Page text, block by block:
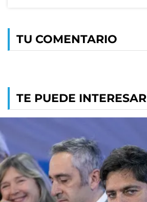
TU COMENTARIO
TE PUEDE INTERESAR